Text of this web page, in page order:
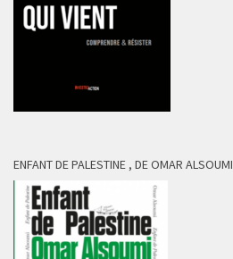
ENFANT DE PALESTINE , DE OMAR ALSOUMI